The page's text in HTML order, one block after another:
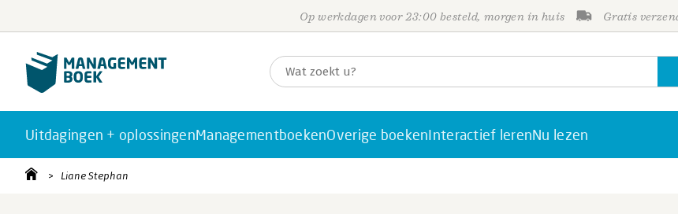
Op werkdagen voor 23:00 besteld, morgen in huis Gratis
Uitdagingen + oplossingenManagementboekenOverige boekenInteractief lerenNu lezen
Liane Stephan